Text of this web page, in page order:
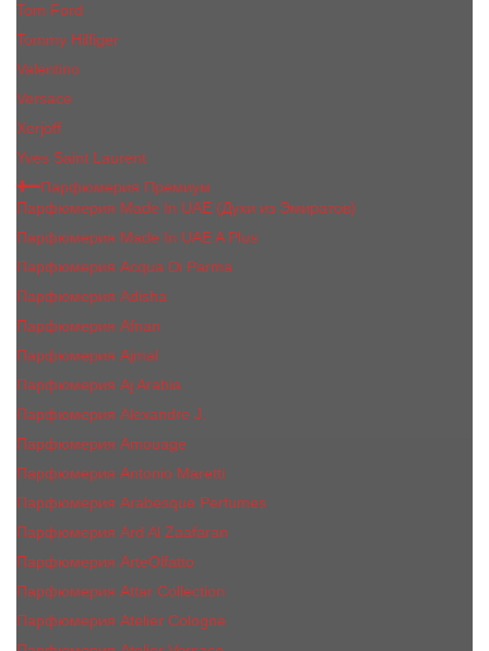
Tom Ford
Tommy Hilfiger
Valentino
Versace
Xerjoff
Yves Saint Laurent
Парфюмерия Премиум
Парфюмерия Made In UAE (Духи из Эмиратов)
Парфюмерия Made In UAE A Plus
Парфюмерия Acqua Di Parma
Парфюмерия Adisha
Парфюмерия Afnan
Парфюмерия Ajmal
Парфюмерия Aj Arabia
Парфюмерия Alexandre J.
Парфюмерия Amouage
Парфюмерия Antonio Maretti
Парфюмерия Arabesque Perfumes
Парфюмерия Ard Al Zaafaran
Парфюмерия ArteOlfatto
Парфюмерия Attar Collection
Парфюмерия Atelier Cologne